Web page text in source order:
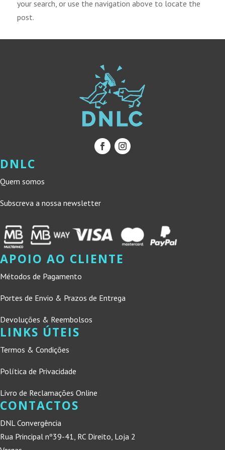
your search, or use the navigation above to locate the
post.
DNLC
Quem somos
Subscreva a nossa newsletter
APOIO AO CLIENTE
Métodos de Pagamento
Portes de Envio & Prazos de Entrega
Devoluções & Reembolsos
LINKS ÚTEIS
Termos & Condições
Política de Privacidade
Livro de Reclamações Online
CONTACTOS
DNL Convergência
Rua Principal nº39-41, RC Direito, Loja 2